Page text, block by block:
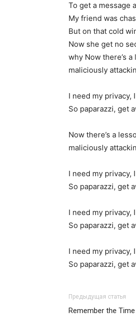
To get a message
My friend was
But on that cold
Now she get no
why Now there’s
maliciously
I need my privacy,
So paparazzi, get
Now there’s a
maliciously
I need my privacy,
So paparazzi, get
I need my privacy,
So paparazzi, get
I need my privacy,
So paparazzi, get
Предыдущая статья
Remember the Time